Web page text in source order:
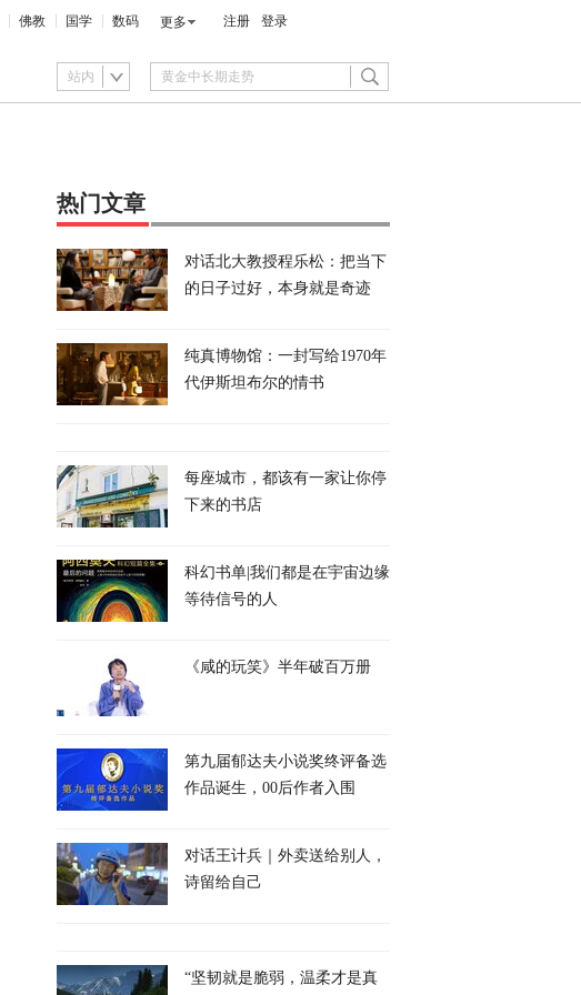
佛教 国学 数码 更多 注册 登录
站内
热门文章
对话北大教授程乐松：把当下
的日子过好，本身就是奇迹
纯真博物馆：一封写给1970年
代伊斯坦布尔的情书
每座城市，都该有一家让你停
下来的书店
科幻书单|我们都是在宇宙边缘
等待信号的人
《咸的玩笑》半年破百万册
第九届郁达夫小说奖终评备选
作品诞生，00后作者入围
对话王计兵｜外卖送给别人，
诗留给自己
“坚韧就是脆弱，温柔才是真